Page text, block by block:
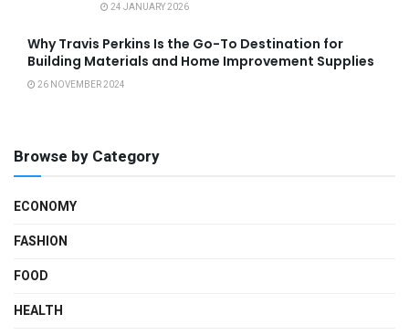
24 JANUARY 2026
Why Travis Perkins Is the Go-To Destination for
Building Materials and Home Improvement Supplies
26 NOVEMBER 2024
Browse by Category
ECONOMY
FASHION
FOOD
HEALTH